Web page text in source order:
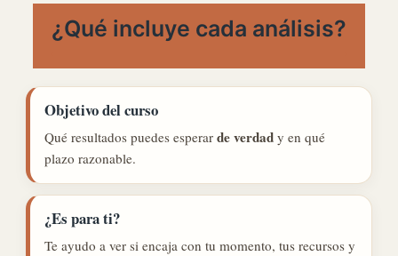
¿Qué incluye cada análisis?
Objetivo del curso
Qué resultados puedes esperar de verdad y en qué
plazo razonable.
¿Es para ti?
Te ayudo a ver si encaja con tu momento, tus recursos y